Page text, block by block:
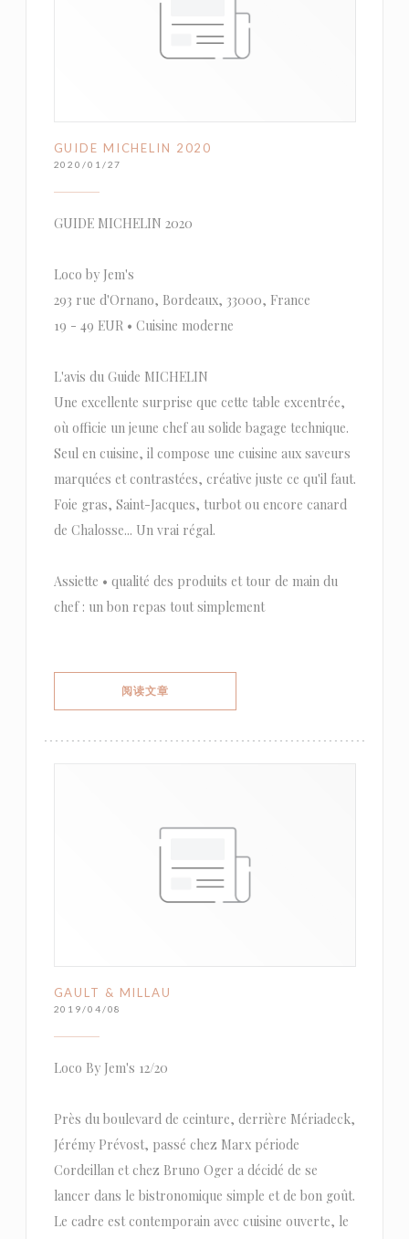
GUIDE MICHELIN 2020
2020/01/27
GUIDE MICHELIN 2020
Loco by Jem's
293 rue d'Ornano, Bordeaux, 33000, France
19 - 49 EUR • Cuisine moderne
L'avis du Guide MICHELIN
Une excellente surprise que cette table excentrée,
où officie un jeune chef au solide bagage technique.
Seul en cuisine, il compose une cuisine aux saveurs
marquées et contrastées, créative juste ce qu'il faut.
Foie gras, Saint-Jacques, turbot ou encore canard
de Chalosse... Un vrai régal.
Assiette • qualité des produits et tour de main du
chef : un bon repas tout simplement
阅读文章((在新窗口中打开))
GAULT & MILLAU
2019/04/08
Loco By Jem's 12/20
Près du boulevard de ceinture, derrière Mériadeck,
Jérémy Prévost, passé chez Marx période
Cordeillan et chez Bruno Oger a décidé de se
lancer dans le bistronomique simple et de bon goût.
Le cadre est contemporain avec cuisine ouverte, le